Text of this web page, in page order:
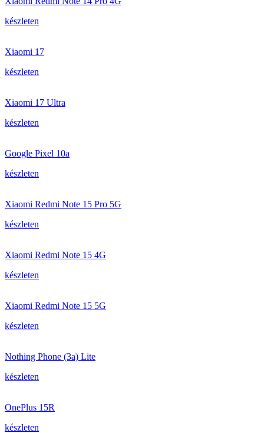
készleten
Xiaomi 17
készleten
Xiaomi 17 Ultra
készleten
Google Pixel 10a
készleten
Xiaomi Redmi Note 15 Pro 5G
készleten
Xiaomi Redmi Note 15 4G
készleten
Xiaomi Redmi Note 15 5G
készleten
Nothing Phone (3a) Lite
készleten
OnePlus 15R
készleten